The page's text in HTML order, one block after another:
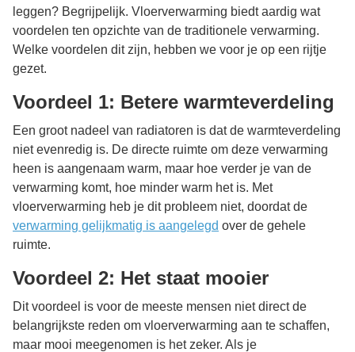
leggen? Begrijpelijk. Vloerverwarming biedt aardig wat
voordelen ten opzichte van de traditionele verwarming.
Welke voordelen dit zijn, hebben we voor je op een rijtje
gezet.
Voordeel 1: Betere warmteverdeling
Een groot nadeel van radiatoren is dat de warmteverdeling
niet evenredig is. De directe ruimte om deze verwarming
heen is aangenaam warm, maar hoe verder je van de
verwarming komt, hoe minder warm het is. Met
vloerverwarming heb je dit probleem niet, doordat de
verwarming gelijkmatig is aangelegd over de gehele
ruimte.
Voordeel 2: Het staat mooier
Dit voordeel is voor de meeste mensen niet direct de
belangrijkste reden om vloerverwarming aan te schaffen,
maar mooi meegenomen is het zeker. Als je